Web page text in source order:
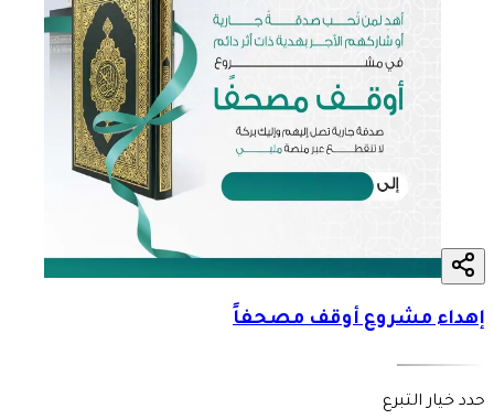
إهداء مشروع أوقف مصحفاً
حدد خيار التبرع